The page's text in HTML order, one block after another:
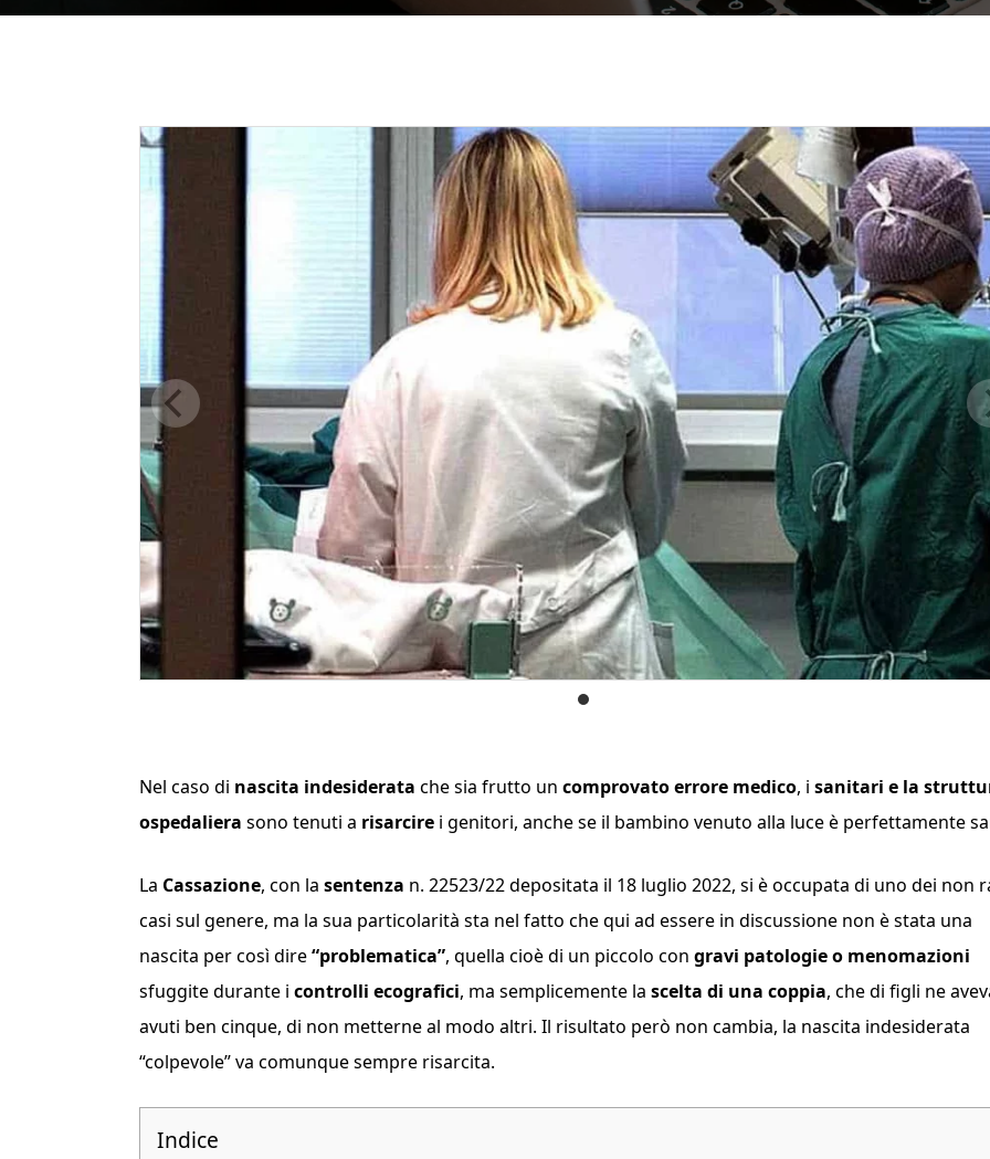
Nel caso di nascita indesiderata che sia frutto un comprovato errore medico, i sanitari e la
ospedaliera sono tenuti a risarcire i genitori, anche se il bambino venuto alla luce è perfettamente
La Cassazione, con la sentenza n. 22523/22 depositata il 18 luglio 2022, si è occupata di uno dei non
casi sul genere, ma la sua particolarità sta nel fatto che qui ad essere in discussione non è stata una
nascita per così dire“problematica”, quella cioè di un piccolo con gravi patologie o menomazioni
sfuggite durante i controlli ecografici, ma semplicemente la scelta di una coppia, che di figli ne
avuti ben cinque, di non metterne al modo altri. Il risultato però non cambia, la nascita indesiderata
“colpevole” va comunque sempre risarcita.
Indice